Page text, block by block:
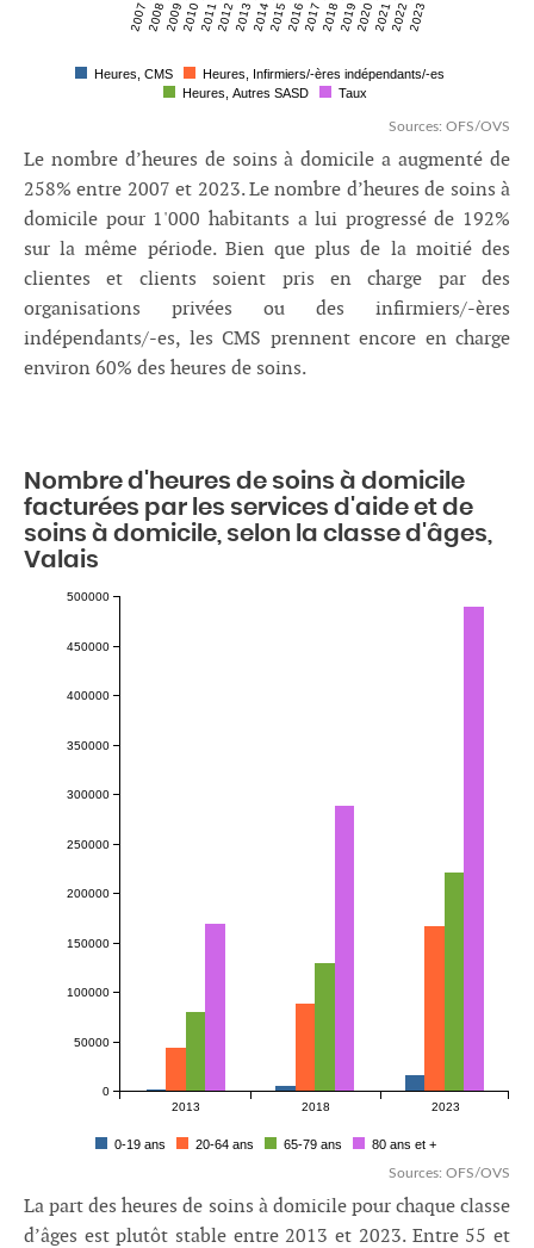
20072008200920102011201220132014201520162017201820192020202120222023
Heures, CMS
Heures, Infirmiers/-ères indépendants/-es
Heures, Autres SASD
Taux
Sources: OFS/OVS
Le nombre d’heures de soins à domicile a augmenté de
258% entre 2007 et 2023. Le nombre d’heures de soins à
domicile pour 1'000 habitants a lui progressé de 192%
sur la même période. Bien que plus de la moitié des
clientes et clients soient pris en charge par des
organisations privées ou des infirmiers/-ères
indépendants/-es, les CMS prennent encore en charge
environ 60% des heures de soins.
Nombre d'heures de soins à domicile
facturées par les services d'aide et de
soins à domicile, selon la classe d'âges,
Valais
2013 2018 2023
0
50000
100000
150000
200000
250000
300000
350000
400000
450000
500000
0-19 ans 20-64 ans 65-79 ans
80 ans et +
Sources: OFS/OVS
La part des heures de soins à domicile pour chaque classe
d’âges est plutôt stable entre 2013 et 2023. Entre 55 et